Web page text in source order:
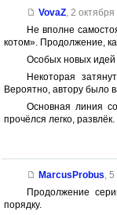
VovaZ, 2 октября
Не вполне
котом». Продолжение,
Особых новых идей
Некоторая
Вероятно, автору было
Основная линия
прочёлся легко, развлёк.
MarcusProbus 5
Продолжение
порядку.